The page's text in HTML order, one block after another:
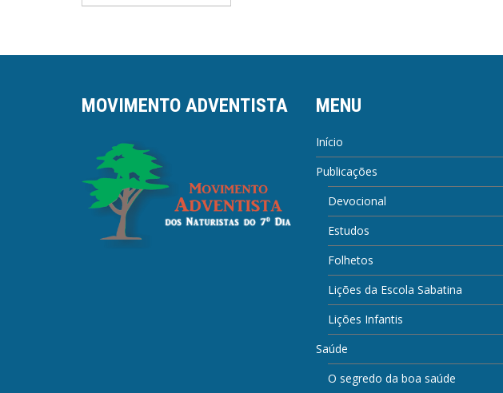
MOVIMENTO ADVENTISTA MENU
Início
Publicações
Devocional
Estudos
Folhetos
Lições da Escola Sabatina
Lições Infantis
Saúde
O segredo da boa saúde